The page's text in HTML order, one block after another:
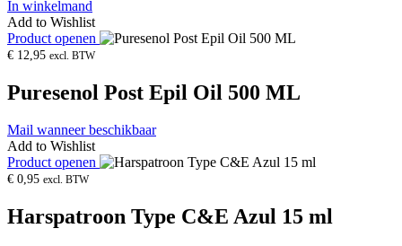
In winkelmand
Add to Wishlist
Product openen
€ 12,95 excl. BTW
Puresenol Post Epil Oil 500 ML
Mail wanneer beschikbaar
Add to Wishlist
Product openen
€ 0,95 excl. BTW
Harspatroon Type C&E Azul 15 ml